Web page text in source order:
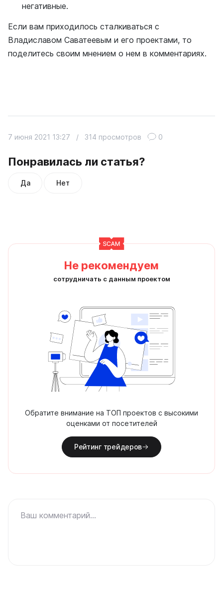
негативные.
Если вам приходилось сталкиваться с
Владиславом Саватеевым и его проектами, то
поделитесь своим мнением о нем в комментариях.
Понравилась ли статья?
Да Нет
7 июня 2021 13:27 / 314 просмотров 0
Не рекомендуем
сотрудничать с данным проектом
Обратите внимание на ТОП проектов с высокими
оценками от посетителей
Рейтинг трейдеров
Ваш комментарий...